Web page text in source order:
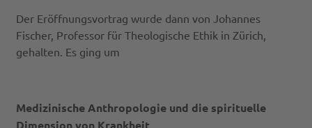
Der Eröffnungsvortrag wurde dann von Johannes
Fischer, Professor für Theologische Ethik in Zürich,
gehalten. Es ging um
Medizinische Anthropologie und die spirituelle